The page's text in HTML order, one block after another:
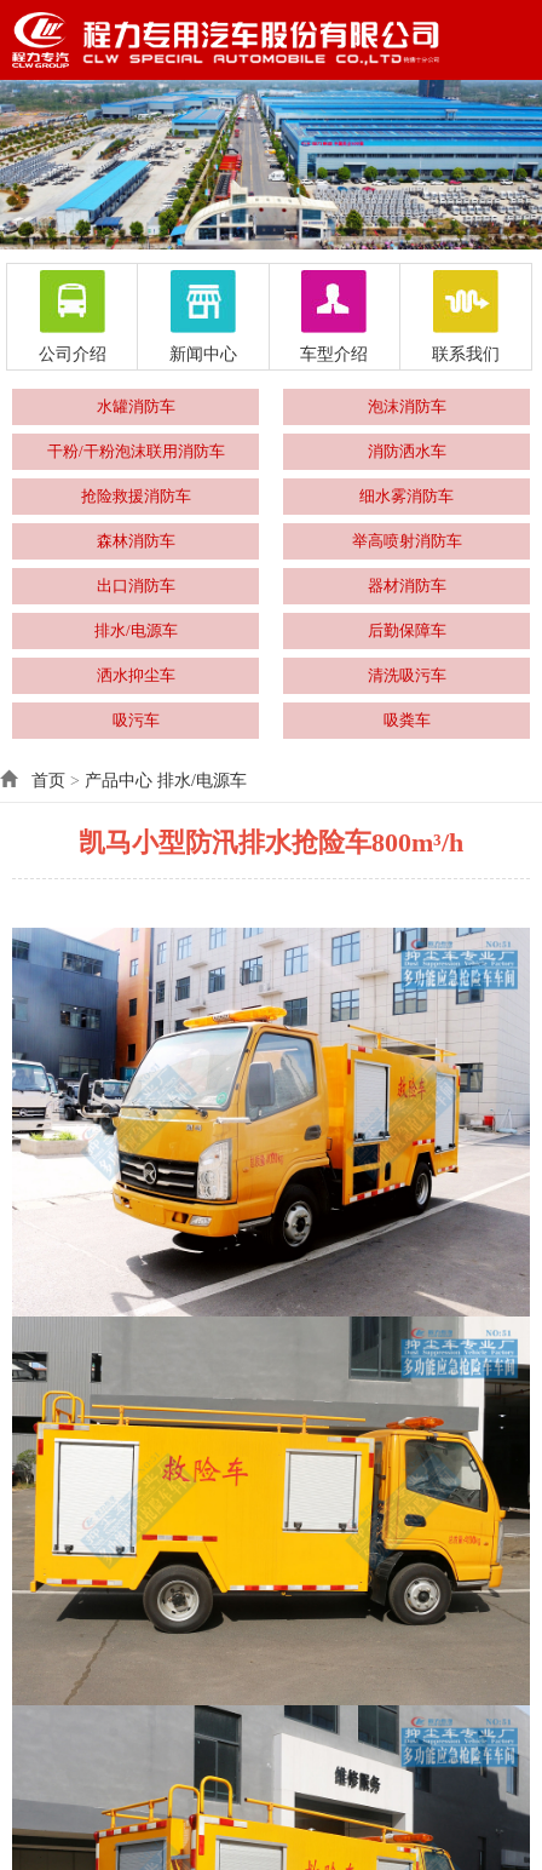
公司介绍 新闻中心 车型介绍 联系我们
水罐消防车 泡沫消防车
干粉/干粉泡沫联用消防车 消防洒水车
抢险救援消防车 细水雾消防车
森林消防车 举高喷射消防车
出口消防车 器材消防车
排水/电源车 后勤保障车
洒水抑尘车 清洗吸污车
吸污车 吸粪车
首页 > 产品中心 排水/电源车
凯马小型防汛排水抢险车800m³/h